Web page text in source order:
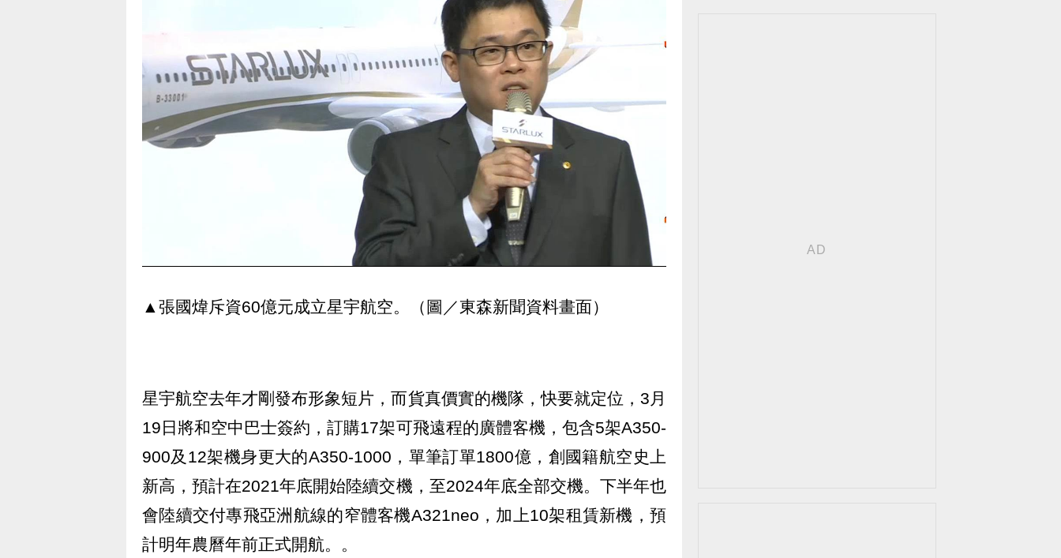
▲張國煒斥資60億元成立星宇航空。（圖／東森新聞資料畫面）
星宇航空去年才剛發布形象短片，而貨真價實的機隊，快要就定位，3月
19日將和空中巴士簽約，訂購17架可飛遠程的廣體客機，包含5架A350-
900及12架機身更大的A350-1000，單筆訂單1800億，創國籍航空史上
新高，預計在2021年底開始陸續交機，至2024年底全部交機。下半年也
會陸續交付專飛亞洲航線的窄體客機A321neo，加上10架租賃新機，預
計明年農曆年前正式開航。。